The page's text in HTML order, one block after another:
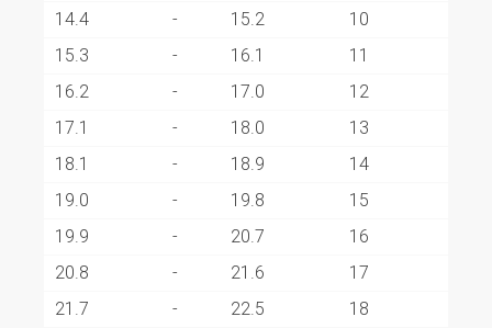
14.4
- 15.2
10
15.3
- 16.1
11
16.2
- 17.0
12
17.1
- 18.0
13
18.1
- 18.9
14
19.0
- 19.8
15
19.9
- 20.7
16
20.8
- 21.6
17
21.7
- 22.5 18